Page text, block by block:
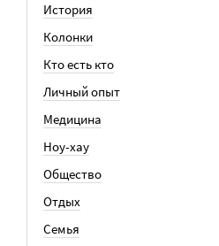
История
Колонки
Кто есть кто
Личный опыт
Медицина
Ноу-хау
Общество
Отдых
Семья